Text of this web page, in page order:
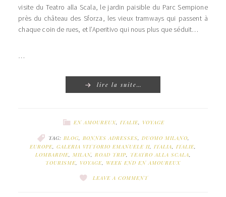
visite du Teatro alla Scala, le jardin paisible du Parc Sempione
près du château des Sforza, les vieux tramways qui passent à
chaque coin de rues, et l’Aperitivo qui nous plus que séduit…
…
lire la suite…
EN AMOUREUX, ITALIE, VOYAGE
TAG: BLOG, BONNES ADRESSES, DUOMO MILANO,
EUROPE, GALERIA VITTORIO EMANUELE II, ITALIA, ITALIE,
LOMBARDIE, MILAN, ROAD TRIP, TEATRO ALLA SCALA,
TOURISME, VOYAGE, WEEK END EN AMOUREUX
LEAVE A COMMENT